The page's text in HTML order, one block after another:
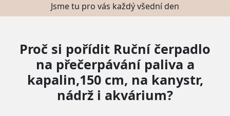
Jsme tu pro vás každý všední den
Proč si pořídit Ruční čerpadlo
na přečerpávání paliva a
kapalin,150 cm, na kanystr,
nádrž i akvárium?